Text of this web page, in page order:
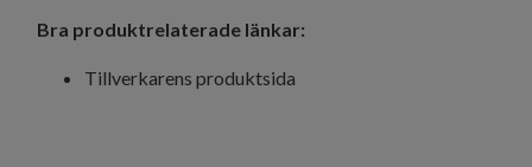
Bra produktrelaterade länkar:
Tillverkarens produktsida